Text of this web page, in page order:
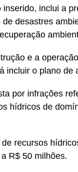
inclui a
desastres
e a
incluir o plano de
por infrações
hídricos de
recursos
R$ 50 milhões.